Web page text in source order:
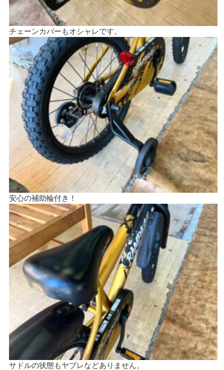
チェーンカバーもオシャレです。
安心の補助輪付き！
サドルの状態もヤブレなどありません。